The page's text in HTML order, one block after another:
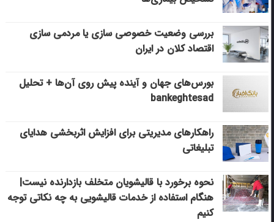
بررسی وضعیت خصوصی سازی یا مردمی سازی
اقتصاد کلان در ایران
بورس‌های جهان و آینده پیش روی آن‌ها + تحلیل
bankeghtesad
راهکارهای مدیریتی برای افزایش اثربخشی هدایای
تبلیغاتی
نحوه برخورد با قالیشویان متخلف بازدارنده نیست|
هنگام استفاده از خدمات قالیشویی به چه نکاتی توجه
کنیم